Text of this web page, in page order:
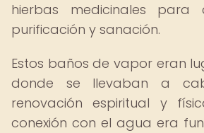
hierbas medicinales para
purificación y sanación.
Estos baños de vapor eran
donde se llevaban a
renovación espiritual y
conexión con el agua era